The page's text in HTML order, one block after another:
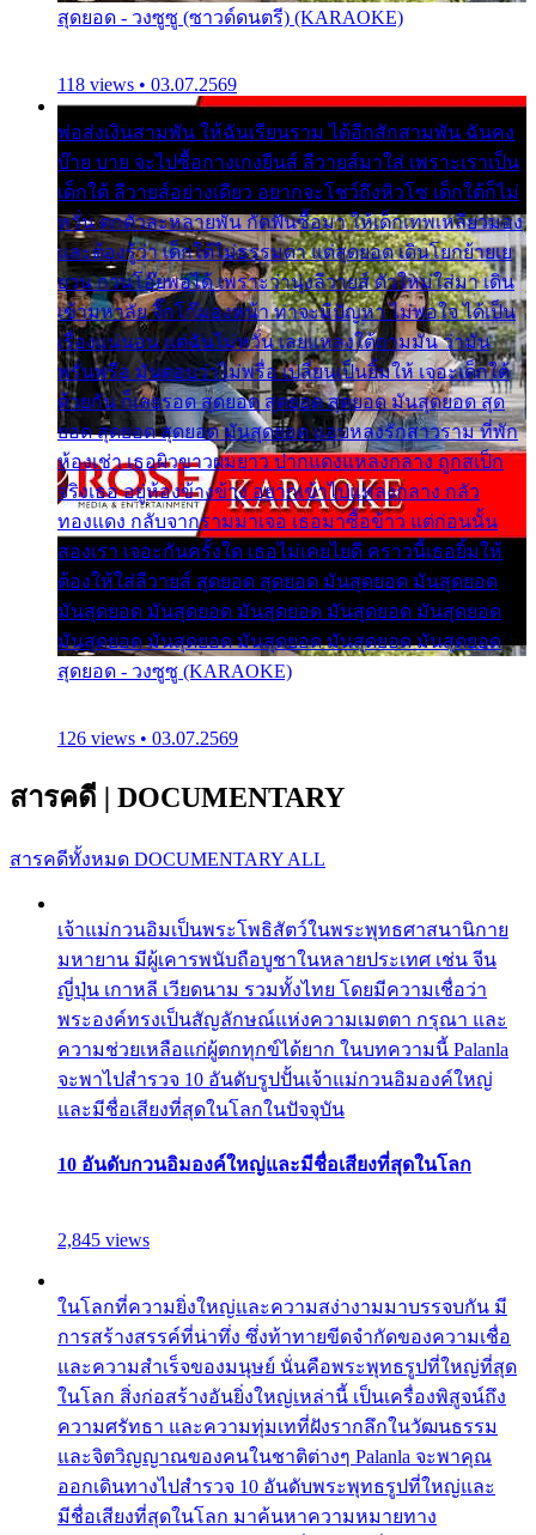
สุดยอด - วงซูซู (ซาวด์ดนตรี) (KARAOKE)
118 views • 03.07.2569
พ่อส่งเงินสามพัน ให้ฉันเรียนราม ได้อีกสักสามพัน ฉันคง
บ๊าย บาย จะไปซื้อกางเกงยีนส์ ลีวายส์มาใส่ เพราะเราเป็น
เด็กใต้ ลีวายส์อย่างเดียว อยากจะโชว์ถึงหิวโซ เด็กใต้ก็ไม่
หวั่น ตกตัวละหลายพัน กัดฟันซื้อมา ให้เด็กเทพเหลียวมอง
และต้องรู้ว่า เด็กใต้ไม่ธรรมดา แต่สุดยอด เดินโยกย้ายเย
ยวน กวนโอ๊ยพอได้ เพราะว่านุ่งลีวายส์ ตัวใหม่ใส่มา เดิน
เข้ามหาลัย จิ๊กโก๊มองหน้า ท่าจะมีปัญหา ไม่พอใจ ได้เป็น
เรื่องแน่นอน แต่ฉันไม่หวั่น เลยแหลงใต้ถามมัน ว่ามัน
พรั่นพรือ มันตอบว่าไม่พรื่อ เปลี่ยนเป็นยิ้มให้ เจอะเด็กใต้
ด้วยกัน ก็เลยรอด สุดยอด สุดยอด สุดยอด มันสุดยอด สุด
ยอด สุดยอด สุดยอด มันสุดยอด แอบหลงรักสาวราม ที่พัก
ห้องเช่า เธอผิวขาวผมยาว ปากแดงแหลงกลาง ถูกสเป็ก
จริงเธอ อยู่ห้องข้างข้าง อยากเข้าไปแหลงกลาง กลัว
ทองแดง กลับจากรามมาเจอ เธอมาซื้อข้าว แต่ก่อนนั้น
สองเรา เจอะกันครั้งใด เธอไม่เคยไยดี คราวนี้เธอยิ้มให้
ต้องให้ใส่ลีวายส์ สุดยอด สุดยอด มันสุดยอด มันสุดยอด
มันสุดยอด มันสุดยอด มันสุดยอด มันสุดยอด มันสุดยอด
มันสุดยอด มันสุดยอด มันสุดยอด มันสุดยอด มันสุดยอด
สุดยอด - วงซูซู (KARAOKE)
126 views • 03.07.2569
สารคดี | DOCUMENTARY
สารคดีทั้งหมด DOCUMENTARY ALL
เจ้าแม่กวนอิมเป็นพระโพธิสัตว์ในพระพุทธศาสนานิกาย
มหายาน มีผู้เคารพนับถือบูชาในหลายประเทศ เช่น จีน
ญี่ปุ่น เกาหลี เวียดนาม รวมทั้งไทย โดยมีความเชื่อว่า
พระองค์ทรงเป็นสัญลักษณ์แห่งความเมตตา กรุณา และ
ความช่วยเหลือแก่ผู้ตกทุกข์ได้ยาก ในบทความนี้ Palanla
จะพาไปสำรวจ 10 อันดับรูปปั้นเจ้าแม่กวนอิมองค์ใหญ่
และมีชื่อเสียงที่สุดในโลกในปัจจุบัน
10 อันดับกวนอิมองค์ใหญ่และมีชื่อเสียงที่สุดในโลก
2,845 views
ในโลกที่ความยิ่งใหญ่และความสง่างามมาบรรจบกัน มี
การสร้างสรรค์ที่น่าทึ่ง ซึ่งท้าทายขีดจำกัดของความเชื่อ
และความสำเร็จของมนุษย์ นั่นคือพระพุทธรูปที่ใหญ่ที่สุด
ในโลก สิ่งก่อสร้างอันยิ่งใหญ่เหล่านี้ เป็นเครื่องพิสูจน์ถึง
ความศรัทธา และความทุ่มเทที่ฝังรากลึกในวัฒนธรรม
และจิตวิญญาณของคนในชาติต่างๆ Palanla จะพาคุณ
ออกเดินทางไปสำรวจ 10 อันดับพระพุทธรูปที่ใหญ่และ
มีชื่อเสียงที่สุดในโลก มาค้นหาความหมายทาง